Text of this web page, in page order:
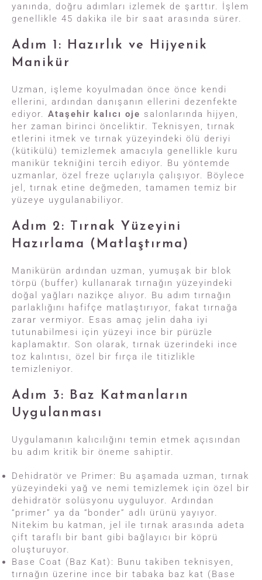
yanında, doğru adımları izlemek de şarttır. İşlem
genellikle 45 dakika ile bir saat arasında sürer.
Adım 1: Hazırlık ve Hijyenik
Manikür
Uzman, işleme koyulmadan önce önce kendi
ellerini, ardından danışanın ellerini dezenfekte
ediyor. Ataşehir kalıcı oje salonlarında hijyen,
her zaman birinci önceliktir. Teknisyen, tırnak
etlerini itmek ve tırnak yüzeyindeki ölü deriyi
(kütikülü) temizlemek amacıyla genellikle kuru
manikür tekniğini tercih ediyor. Bu yöntemde
uzmanlar, özel freze uçlarıyla çalışıyor. Böylece
jel, tırnak etine değmeden, tamamen temiz bir
yüzeye uygulanabiliyor.
Adım 2: Tırnak Yüzeyini
Hazırlama (Matlaştırma)
Manikürün ardından uzman, yumuşak bir blok
törpü (buffer) kullanarak tırnağın yüzeyindeki
doğal yağları nazikçe alıyor. Bu adım tırnağın
parlaklığını hafifçe matlaştırıyor, fakat tırnağa
zarar vermiyor. Esas amaç jelin daha iyi
tutunabilmesi için yüzeyi ince bir pürüzle
kaplamaktır. Son olarak, tırnak üzerindeki ince
toz kalıntısı, özel bir fırça ile titizlikle
temizleniyor.
Adım 3: Baz Katmanların
Uygulanması
Uygulamanın kalıcılığını temin etmek açısından
bu adım kritik bir öneme sahiptir.
Dehidratör ve Primer: Bu aşamada uzman, tırnak
yüzeyindeki yağ ve nemi temizlemek için özel bir
dehidratör solüsyonu uyguluyor. Ardından
“primer” ya da “bonder” adlı ürünü yayıyor.
Nitekim bu katman, jel ile tırnak arasında adeta
çift taraflı bir bant gibi bağlayıcı bir köprü
oluşturuyor.
Base Coat (Baz Kat): Bunu takiben teknisyen,
tırnağın üzerine ince bir tabaka baz kat (Base